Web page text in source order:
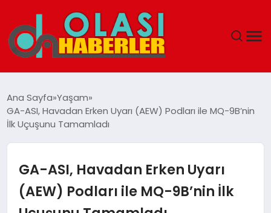
SPOR
SAĞLIK
Ana Sayfa Yaşam
GA-ASI, Havadan Erken Uyarı (AEW) Podları ile MQ-9B’nin
İlk Uçuşunu Tamamladı
GA-ASI, Havadan Erken Uyarı
(AEW) Podları ile MQ-9B’nin İlk